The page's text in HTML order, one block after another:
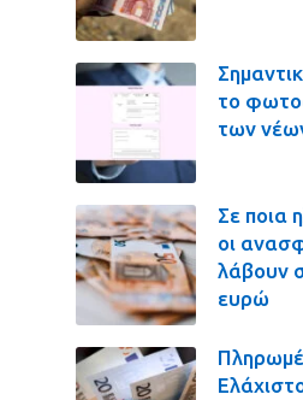
το
των
Σε ποια
οι
λάβουν
ευρώ